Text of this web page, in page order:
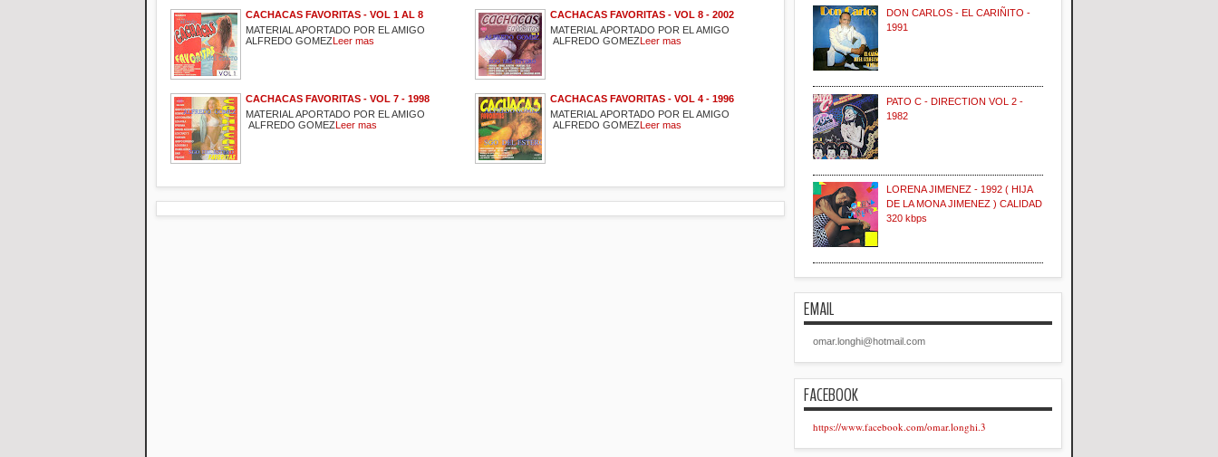
CACHACAS FAVORITAS - VOL 1 AL 8
MATERIAL APORTADO POR EL AMIGO
ALFREDO GOMEZLeer mas
CACHACAS FAVORITAS - VOL 8 - 2002
MATERIAL APORTADO POR EL AMIGO
ALFREDO GOMEZLeer mas
CACHACAS FAVORITAS - VOL 7 - 1998
MATERIAL APORTADO POR EL AMIGO
ALFREDO GOMEZLeer mas
CACHACAS FAVORITAS - VOL 4 - 1996
MATERIAL APORTADO POR EL AMIGO
ALFREDO GOMEZLeer mas
DON CARLOS - EL CARIÑITO -
1991
PATO C - DIRECTION VOL 2 -
1982
LORENA JIMENEZ - 1992 ( HIJA
DE LA MONA JIMENEZ ) CALIDAD
320 kbps
EMAIL
omar.longhi@hotmail.com
FACEBOOK
https://www.facebook.com/omar.longhi.3